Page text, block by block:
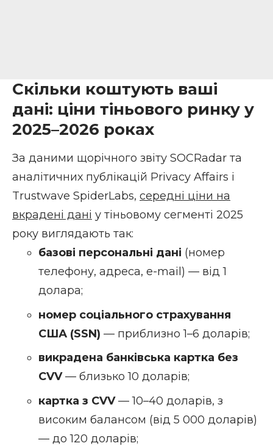
Скільки коштують ваші
дані: ціни тіньового ринку у
2025–2026 роках
За даними щорічного звіту SOCRadar та
аналітичних публікацій Privacy Affairs і
Trustwave SpiderLabs, середні ціни на
вкрадені дані у тіньовому сегменті 2025
року виглядають так:
базові персональні дані (номер
телефону, адреса, e-mail) — від 1
долара;
номер соціального страхування
США (SSN) — приблизно 1–6 доларів;
викрадена банківська картка без
CVV— близько 10 доларів;
картка з CVV— 10–40 доларів, з
високим балансом (від 5 000 доларів)
— до 120 доларів;